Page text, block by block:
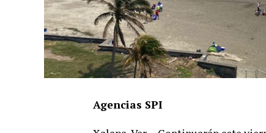
Agencias SPI